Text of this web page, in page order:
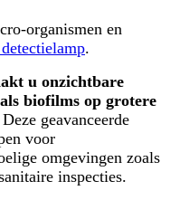
organismen en
.
u onzichtbare
biofilms op grotere
Deze geavanceerde
voor
omgevingen zoals
inspecties.